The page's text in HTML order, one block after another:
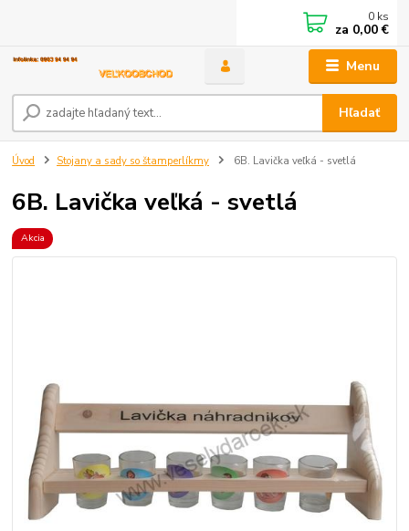
Menu
Hľadať
0 ks
za 0,00 €
Úvod Stojany a sady so štamperlíkmy 6B. Lavička veľká - svetlá
6B. Lavička veľká - svetlá
Akcia